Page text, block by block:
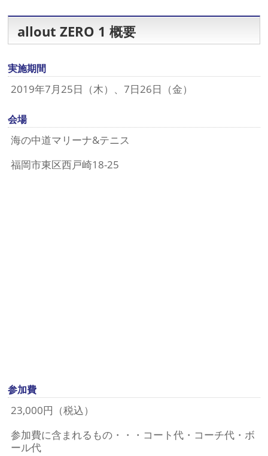
allout ZERO 1概要
実施期間
2019年7月25日（木）、7日26日（金）
会場
海の中道マリーナ&テニス
福岡市東区西戸崎18-25
参加費
23,000円（税込）
参加費に含まれるもの・・・コート代・コーチ代・ボ
ール代